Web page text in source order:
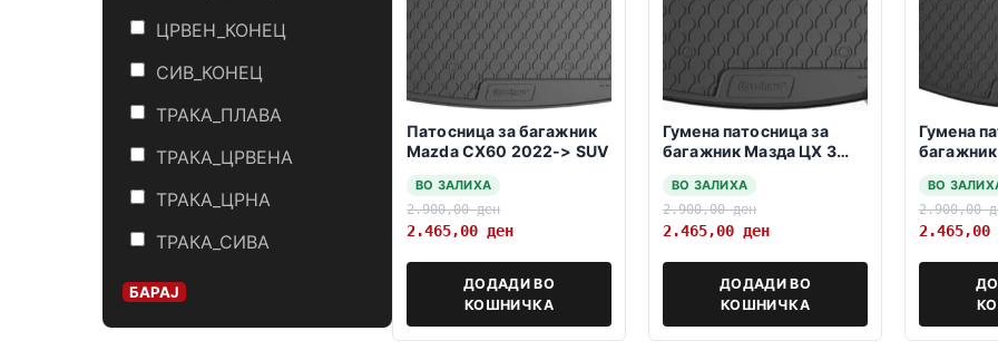
ЦРВЕН_КОНЕЦ
СИВ_КОНЕЦ
ТРАКА_ПЛАВА
ТРАКА_ЦРВЕНА
ТРАКА_ЦРНА
ТРАКА_СИВА
БАРАЈ
Патосница за багажник
Mazda CX60 2022-> SUV
ВО ЗАЛИХА
2.900,00ден
2.465,00 ден
ДОДАДИ ВО
КОШНИЧКА
Гумена патосница за
багажник Мазда ЦХ 3
ВО ЗАЛИХА
2.900,00ден
2.465,00 ден
ДОДАДИ ВО
КОШНИЧКА
Гумена
ВО
2.900,00
2.465,00